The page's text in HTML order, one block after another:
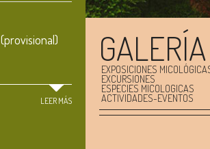
LEER MÁS
GALERÍA
EXPOSICIONES
EXCURSIONES
ESPECIES MICOLOGICAS
ACTIVIDADES-EVENTOS